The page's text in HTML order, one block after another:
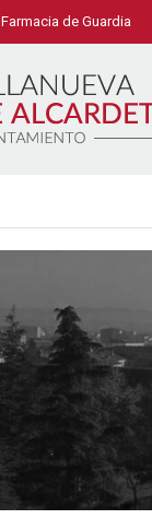
Farmacia de Guardia